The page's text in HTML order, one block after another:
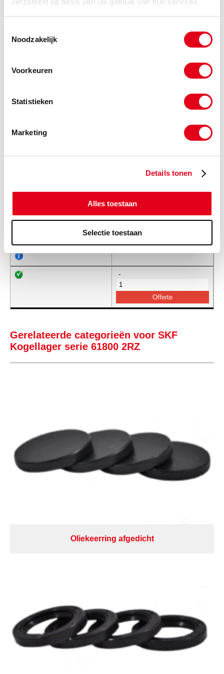
verzameld op basis van uw gebruik van hun services.
Noodzakelijk
Voorkeuren
Statistieken
Marketing
Details tonen
Alles toestaan
Selectie toestaan
-
Diepgroeflager SKF 61812 2RZ
Info Stuks
-
Gerelateerde categorieën voor SKF
Kogellager serie 61800 2RZ
Oliekeerring afgedicht